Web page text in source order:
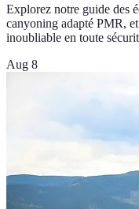
Explorez notre guide des
canyoning adapté PMR,
inoubliable en toute
Aug 8